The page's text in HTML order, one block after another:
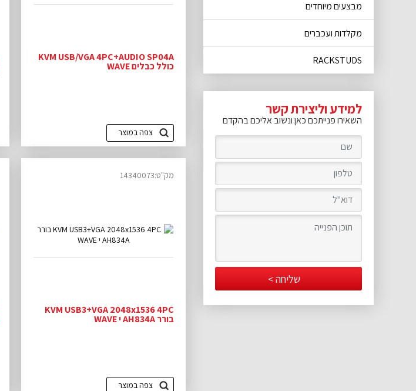
מבצעים מיוחדים
מקלדות ועכברים
RACKSTUDS
למידע וליצירת קשר
השאירו פנייתכם כאן ונשוב אליכם בהקדם
KVM USB/VGA 4PC+AUDIO SP04A
כולל כבלים WAVE
צפה במוצר
KVM USB3+VGA 2048x1536 4PC
בורר AH834A י WAVE
צפה במוצר
מק"ט:14340073